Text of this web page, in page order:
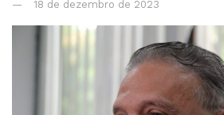
18 de dezembro de 2023